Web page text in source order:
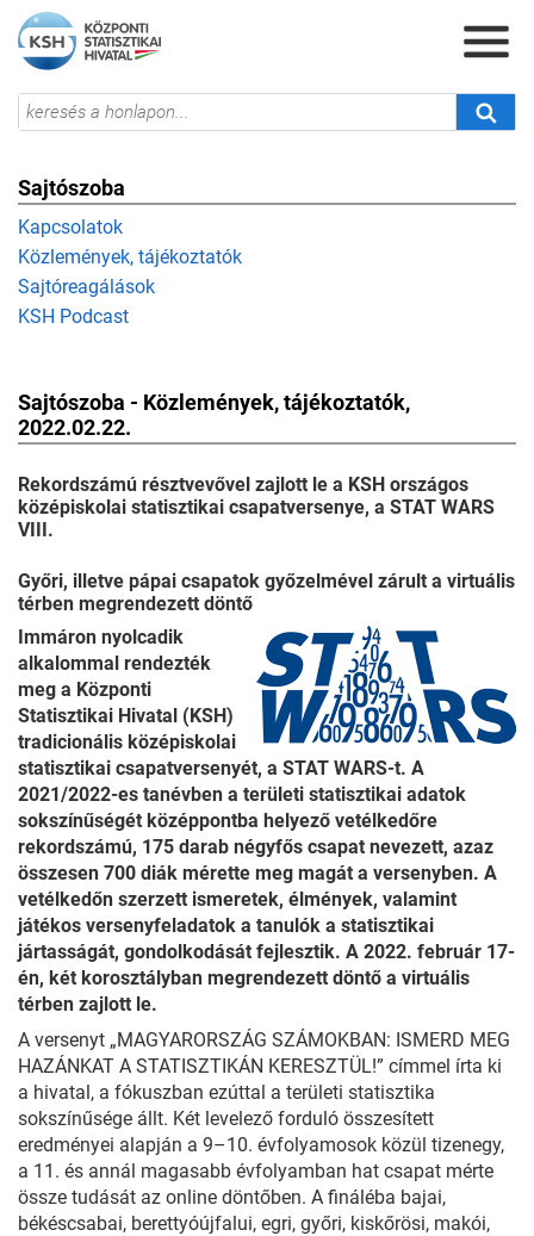
Sajtószoba
Kapcsolatok
Közlemények, tájékoztatók
Sajtóreagálások
KSH Podcast
Sajtószoba - Közlemények, tájékoztatók,
2022.02.22.
Rekordszámú résztvevővel zajlott le a KSH országos
középiskolai statisztikai csapatversenye, a STAT WARS
VIII.
Győri, illetve pápai csapatok győzelmével zárult a virtuális
térben megrendezett döntő
Immáron nyolcadik
alkalommal rendezték
meg a Központi
Statisztikai Hivatal (KSH)
tradicionális középiskolai
statisztikai csapatversenyét, a STAT WARS-t. A
2021/2022-es tanévben a területi statisztikai adatok
sokszínűségét középpontba helyező vetélkedőre
rekordszámú, 175 darab négyfős csapat nevezett, azaz
összesen 700 diák mérette meg magát a versenyben. A
vetélkedőn szerzett ismeretek, élmények, valamint
játékos versenyfeladatok a tanulók a statisztikai
jártasságát, gondolkodását fejlesztik. A 2022. február 17-
én, két korosztályban megrendezett döntő a virtuális
térben zajlott le.
A versenyt „MAGYARORSZÁG SZÁMOKBAN: ISMERD MEG
HAZÁNKAT A STATISZTIKÁN KERESZTÜL!” címmel írta ki
a hivatal, a fókuszban ezúttal a területi statisztika
sokszínűsége állt. Két levelező forduló összesített
eredményei alapján a 9–10. évfolyamosok közül tizenegy,
a 11. és annál magasabb évfolyamban hat csapat mérte
össze tudását az online döntőben. A fináléba bajai,
békéscsabai, berettyóújfalui, egri, győri, kiskőrösi, makói,